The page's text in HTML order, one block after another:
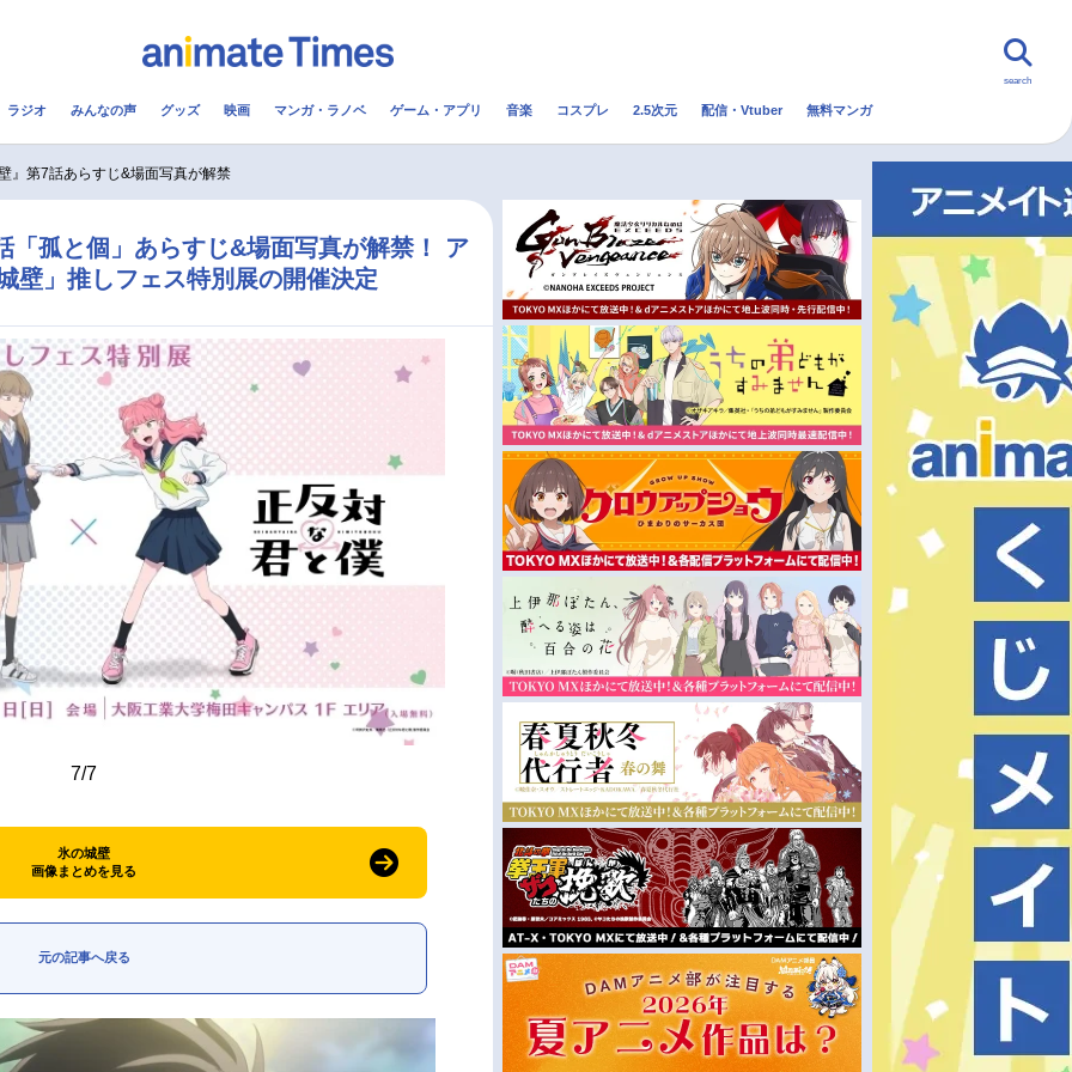
コスプレ 2.5次元 配信・Vtuber トレンド 無料マンガ
実写化映画一覧
男性声優/女性声優一覧
今期アニメ曜日別一覧 秋アニメ
冬アニメ
FOLLOW US
search
ラジオ みんなの声 グッズ 映画 マンガ・ラノベ ゲーム・アプリ 音楽 コスプレ 2.5次元 配信・Vtuber 無料マンガ
』第7話あらすじ&場面写真が解禁
「孤と個」あらすじ&場面写真が解禁！ ア
壁」推しフェス特別展の開催決定
7/7
氷の城壁
画像まとめを見る
元の記事へ戻る